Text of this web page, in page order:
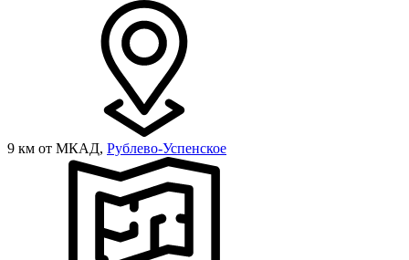
9 км от МКАД, Рублево-Успенское